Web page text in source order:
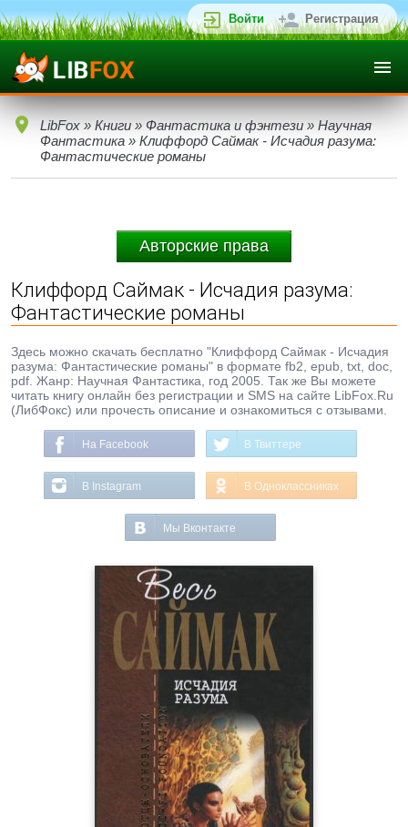
Войти Регистрация
LibFox » Книги » Фантастика и фэнтези » Научная
Фантастика » Клиффорд Саймак - Исчадия разума:
Фантастические романы
Авторские права
Клиффорд Саймак - Исчадия разума:
Фантастические романы
Здесь можно скачать бесплатно "Клиффорд Саймак - Исчадия
разума: Фантастические романы" в формате fb2, epub, txt, doc,
pdf. Жанр: Научная Фантастика, год 2005. Так же Вы можете
читать книгу онлайн без регистрации и SMS на сайте LibFox.Ru
(ЛибФокс) или прочесть описание и ознакомиться с отзывами.
На Facebook В Твиттере
В Instagram В Одноклассниках
Мы Вконтакте